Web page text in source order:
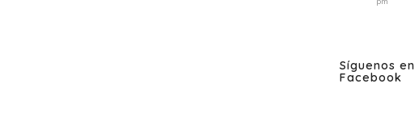
Síguenos en
Facebook